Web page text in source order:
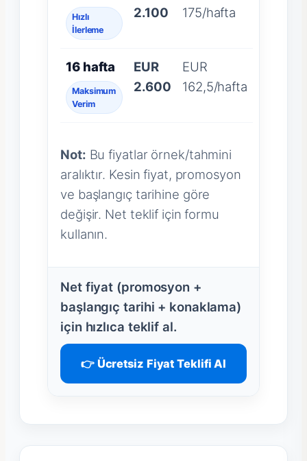
Hızlı
İlerleme
2.100 175/hafta
16 hafta
Maksimum
Verim
EUR
2.600
EUR
162,5/hafta
Not: Bu fiyatlar örnek/tahmini
aralıktır. Kesin fiyat, promosyon
ve başlangıç tarihine göre
değişir. Net teklif için formu
kullanın.
Net fiyat (promosyon +
başlangıç tarihi + konaklama)
için hızlıca teklif al.
👉 Ücretsiz Fiyat Teklifi Al